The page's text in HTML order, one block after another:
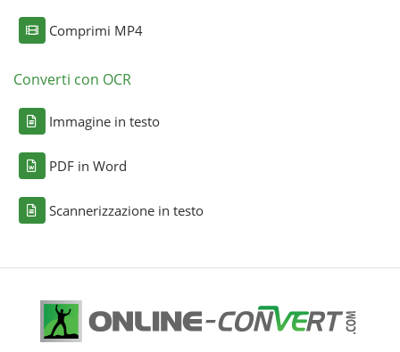
Comprimi MP4
Converti con OCR
Immagine in testo
PDF in Word
Scannerizzazione in testo